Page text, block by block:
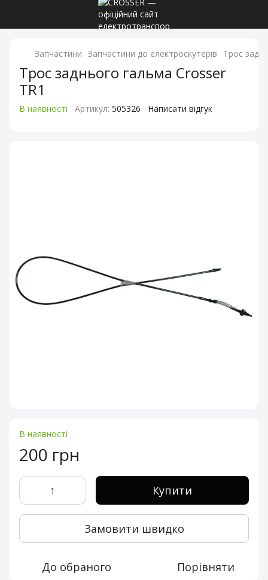
Запчастини Запчастини до електроскутерів Трос
Трос заднього гальма Crosser
TR1
В наявності Артикул: 505326 Написати відгук
В наявності
200 грн
Купити
Замовити швидко
До обраного Порівняти